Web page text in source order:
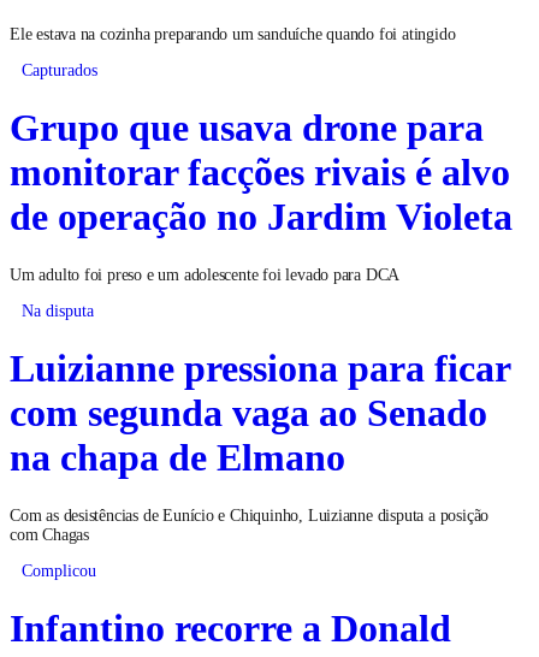
Ele estava na cozinha preparando um sanduíche quando foi atingido
Capturados
Grupo que usava drone para
monitorar facções rivais é alvo
de operação no Jardim Violeta
Um adulto foi preso e um adolescente foi levado para DCA
Na disputa
Luizianne pressiona para ficar
com segunda vaga ao Senado
na chapa de Elmano
Com as desistências de Eunício e Chiquinho, Luizianne disputa a posição
com Chagas
Complicou
Infantino recorre a Donald